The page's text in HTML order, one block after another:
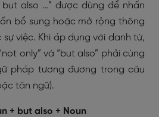
also …” được dùng để nhấn
bổ sung hoặc mở rộng thông
việc. Khi áp dụng với danh từ,
only” và “but also” phải cùng
pháp tương đương trong câu
tân ngữ).
+ but also + Noun